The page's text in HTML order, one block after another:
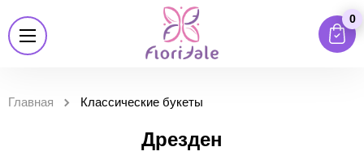
0
Главная Классические букеты
Дрезден